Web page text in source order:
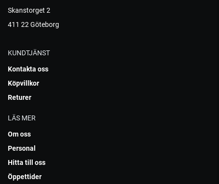
Skanstorget 2
411 22 Göteborg
KUNDTJÄNST
Kontakta oss
Köpvillkor
Returer
LÄS MER
Om oss
Personal
Hitta till oss
Öppettider